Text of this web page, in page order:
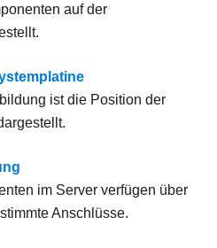
auf der
ist die Position der
im Server verfügen über
Anschlüsse.